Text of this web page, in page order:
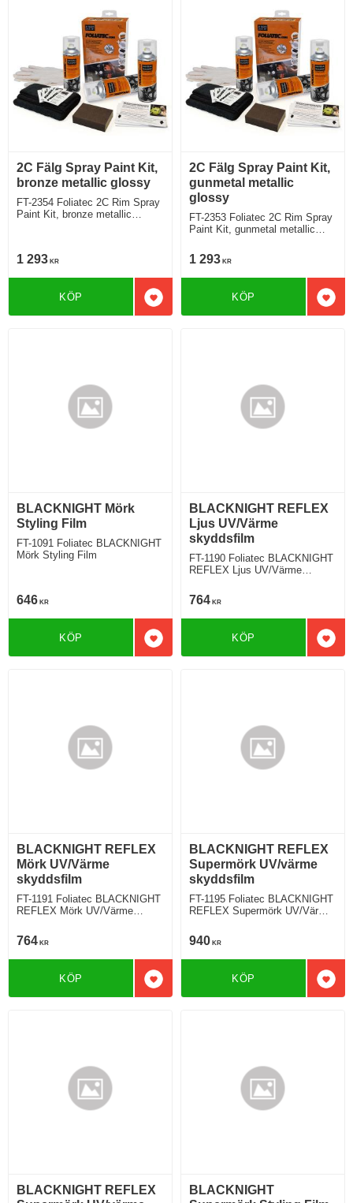
2C Fälg Spray Paint Kit,
bronze metallic glossy
FT-2354 Foliatec 2C Rim Spray
Paint Kit, bronze metallic
1 293 KR
Lägg till i favoriter
KÖP
2C Fälg Spray Paint Kit,
gunmetal metallic
glossy
FT-2353 Foliatec 2C Rim Spray
Paint Kit, gunmetal metallic
1 293 KR
KÖP
BLACKNIGHT Mörk
Styling Film
FT-1091 Foliatec BLACKNIGHT
Mörk Styling Film
646 KR
Lägg till i favoriter
KÖP
BLACKNIGHT REFLEX
Ljus UV/Värme
skyddsfilm
FT-1190 Foliatec BLACKNIGHT
REFLEX Ljus UV/Värme
764 KR
KÖP
BLACKNIGHT REFLEX
Mörk UV/Värme
skyddsfilm
FT-1191 Foliatec BLACKNIGHT
REFLEX Mörk UV/Värme
764 KR
Lägg till i favoriter
KÖP
BLACKNIGHT REFLEX
Supermörk UV/värme
skyddsfilm
FT-1195 Foliatec BLACKNIGHT
REFLEX Supermörk UV/Värme
940 KR
KÖP
BLACKNIGHT REFLEX
BLACKNIGHT